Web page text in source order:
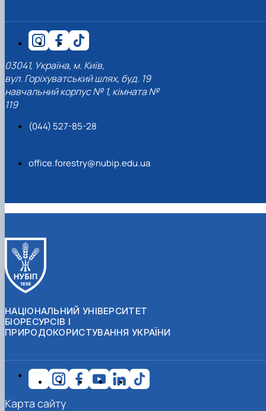
03041, Україна, м. Київ,
вул. Горіхуватський шлях, буд. 19
навчальний корпус № 1, кімната №
119
(044) 527-85-28
office.forestry@nubip.edu.ua
НАЦІОНАЛЬНИЙ УНІВЕРСИТЕТ
БІОРЕСУРСІВ І
ПРИРОДОКОРИСТУВАННЯ УКРАЇНИ
Карта сайту